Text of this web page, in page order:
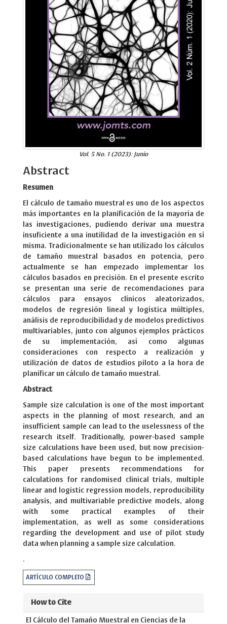
Vol. 5 No. 1 (2023): Junio
Abstract
Resumen
El cálculo de tamaño muestral es uno de los aspectos
más importantes en la planificación de la mayoría de
las investigaciones, pudiendo derivar una muestra
insuficiente a una inutilidad de la investigación en sí
misma. Tradicionalmente se han utilizado los cálculos
de tamaño muestral basados en potencia, pero
actualmente se han empezado implementar los
cálculos basados en precisión. En el presente escrito
se presentan una serie de recomendaciones para
cálculos para ensayos clínicos aleatorizados,
modelos de regresión lineal y logística múltiples,
análisis de reproducibilidad y de modelos predictivos
multivariables, junto con algunos ejemplos prácticos
de su implementación, así como algunas
consideraciones con respecto a realización y
utilización de datos de estudios piloto a la hora de
planificar un cálculo de tamaño muestral.
Abstract
Sample size calculation is one of the most important
aspects in the planning of most research, and an
insufficient sample can lead to the uselessness of the
research itself. Traditionally, power-based sample
size calculations have been used, but now precision-
based calculations have begun to be implemented.
This paper presents recommendations for
calculations for randomised clinical trials, multiple
linear and logistic regression models, reproducibility
analysis, and multivariable predictive models, along
with some practical examples of their
implementation, as well as some considerations
regarding the development and use of pilot study
data when planning a sample size calculation.
.
ARTÍCULO COMPLETO
How to Cite
El Cálculo del Tamaño Muestral en Ciencias de la